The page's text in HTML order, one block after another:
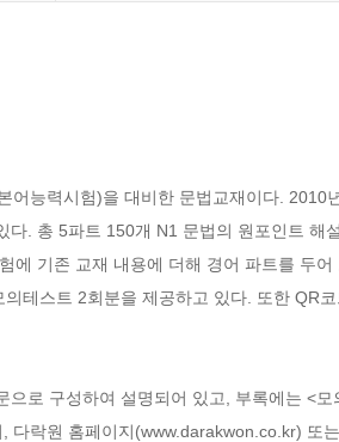
어능력시험)을 대비한 문법교재이다. 2010
. 총 5파트 150개 N1 문법의 원포인트 해
에 기존 교재 내용에 더해 경어 파트를 두
테스트 2회분을 제공하고 있다. 또한 QR
로 구성하여 설명되어 있고, 부록에는 <모
다락원 홈페이지(www.darakwon.co.kr) 또